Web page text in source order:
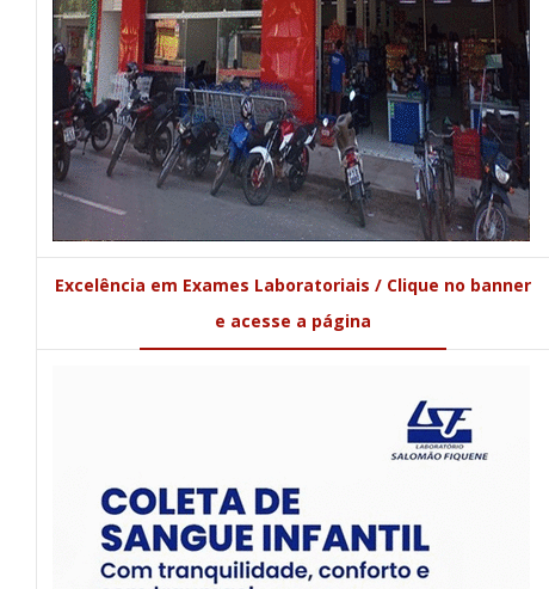
Excelência em Exames Laboratoriais / Clique no banner
e acesse a página